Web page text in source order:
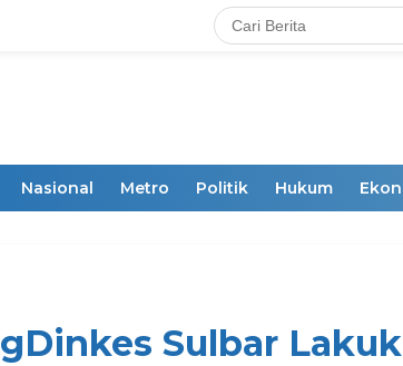
Nasional Metro Politik Hukum
Sulbar